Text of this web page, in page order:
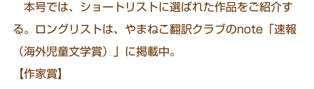
本号では、ショートリストに選ばれた作品をご紹介す
る。ロングリストは、やまねこ翻訳クラブのnote「速報
（海外児童文学賞）」に掲載中。
【作家賞】